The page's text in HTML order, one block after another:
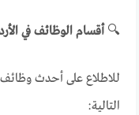
🔍أقسام الوظائف في
للاطلاع على أحدث
التالية: